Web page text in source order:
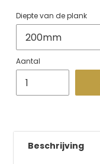
Diepte van de plank
Aantal
aan
winkelwagen
Beschrijving